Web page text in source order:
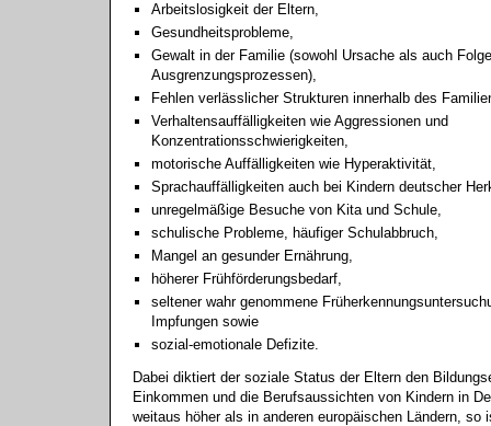
Arbeitslosigkeit der Eltern,
Gesundheitsprobleme,
Gewalt in der Familie (sowohl Ursache als auch
Ausgrenzungsprozessen),
Fehlen verlässlicher Strukturen innerhalb des
Verhaltensauffälligkeiten wie Aggressionen und
Konzentrationsschwierigkeiten,
motorische Auffälligkeiten wie Hyperaktivität,
Sprachauffälligkeiten auch bei Kindern deutscher
unregelmäßige Besuche von Kita und Schule,
schulische Probleme, häufiger Schulabbruch,
Mangel an gesunder Ernährung,
höherer Frühförderungsbedarf,
seltener wahr genommene
Impfungen sowie
sozial-emotionale Defizite.
Dabei diktiert der soziale Status der Eltern den
Einkommen und die Berufsaussichten von Kindern in
weitaus höher als in anderen europäischen Ländern, so